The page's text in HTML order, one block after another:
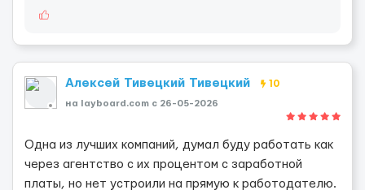
Алексей Тивецкий Тивецкий 10
на layboard.com c 26-05-2026
Одна из лучших компаний, думал буду работать как
через агентство с их процентом с заработной
платы, но нет устроили на прямую к работодателю.